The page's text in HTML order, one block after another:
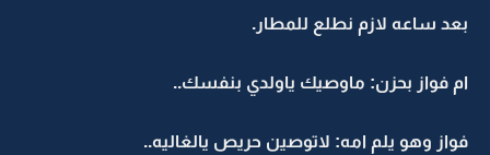
بعد ساعه لازم نطلع للمطار.
ام فواز بحزن: ماوصيك ياولدي بنفسك..
فواز وهو يلم امه: لاتوصين حريص يالغاليه..